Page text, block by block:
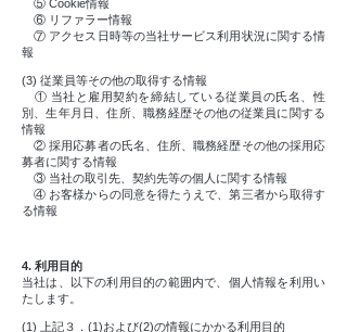
⑤ Cookie情報
⑥ リファラー情報
⑦ アクセス日時等の当社サービス利用状況に関する情
報
(3) 従業員等その他の取得する情報
① 当社と雇用契約を締結している従業員の氏名、性
別、生年月日、住所、職務経歴その他の従業員に関する
情報
② 採用応募者の氏名、住所、職務経歴その他の採用応
募者に関する情報
③ 当社の取引先、契約先等の個人に関する情報
④ お客様からの同意を得たうえで、第三者から取得す
る情報
4. 利用目的
当社は、以下の利用目的の範囲内で、個人情報を利用い
たします。
(1) 上記３．(1)および(2)の情報にかかる利用目的